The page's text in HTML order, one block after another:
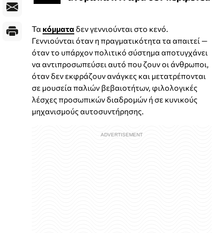
Τα κόμματα δεν γεννιούνται στο κενό.
Γεννιούνται όταν η πραγματικότητα τα απαιτεί —
όταν το υπάρχον πολιτικό σύστημα αποτυγχάνει
να αντιπροσωπεύσει αυτό που ζουν οι άνθρωποι,
όταν δεν εκφράζουν ανάγκες και μετατρέπονται
σε μουσεία παλιών βεβαιοτήτων, φιλολογικές
λέσχες προσωπικών διαδρομών ή σε κυνικούς
μηχανισμούς αυτοσυντήρησης.